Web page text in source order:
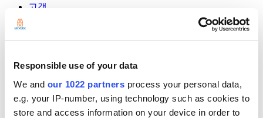
Responsible use of your data
We and our 1022 partners process your personal data,
e.g. your IP-number, using technology such as cookies to
store and access information on your device in order to
고객
하드웨어
Community
Show — Community Hide — Community